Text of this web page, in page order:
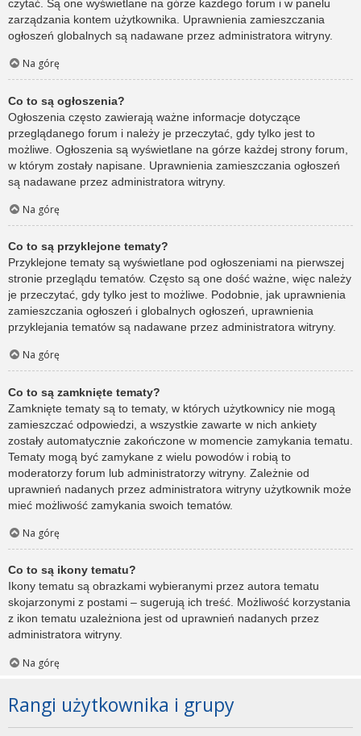
czytać. Są one wyświetlane na górze każdego forum i w panelu
zarządzania kontem użytkownika. Uprawnienia zamieszczania
ogłoszeń globalnych są nadawane przez administratora witryny.
Na górę
Co to są ogłoszenia?
Ogłoszenia często zawierają ważne informacje dotyczące
przeglądanego forum i należy je przeczytać, gdy tylko jest to
możliwe. Ogłoszenia są wyświetlane na górze każdej strony forum,
w którym zostały napisane. Uprawnienia zamieszczania ogłoszeń
są nadawane przez administratora witryny.
Na górę
Co to są przyklejone tematy?
Przyklejone tematy są wyświetlane pod ogłoszeniami na pierwszej
stronie przeglądu tematów. Często są one dość ważne, więc należy
je przeczytać, gdy tylko jest to możliwe. Podobnie, jak uprawnienia
zamieszczania ogłoszeń i globalnych ogłoszeń, uprawnienia
przyklejania tematów są nadawane przez administratora witryny.
Na górę
Co to są zamknięte tematy?
Zamknięte tematy są to tematy, w których użytkownicy nie mogą
zamieszczać odpowiedzi, a wszystkie zawarte w nich ankiety
zostały automatycznie zakończone w momencie zamykania tematu.
Tematy mogą być zamykane z wielu powodów i robią to
moderatorzy forum lub administratorzy witryny. Zależnie od
uprawnień nadanych przez administratora witryny użytkownik może
mieć możliwość zamykania swoich tematów.
Na górę
Co to są ikony tematu?
Ikony tematu są obrazkami wybieranymi przez autora tematu
skojarzonymi z postami – sugerują ich treść. Możliwość korzystania
z ikon tematu uzależniona jest od uprawnień nadanych przez
administratora witryny.
Na górę
Rangi użytkownika i grupy